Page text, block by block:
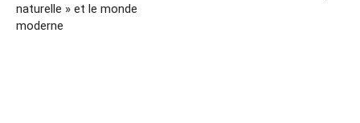
naturelle » et le monde
moderne